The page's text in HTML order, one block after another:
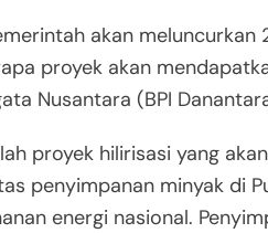
akan
proyek akan
Nusantara (BPI
proyek hilirisasi yang
penyimpanan minyak di
energi nasional.